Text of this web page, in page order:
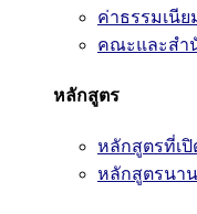
ค่าธรรมเนี
คณะและสำ
หลักสูตร
หลักสูตรที่เ
หลักสูตรนา